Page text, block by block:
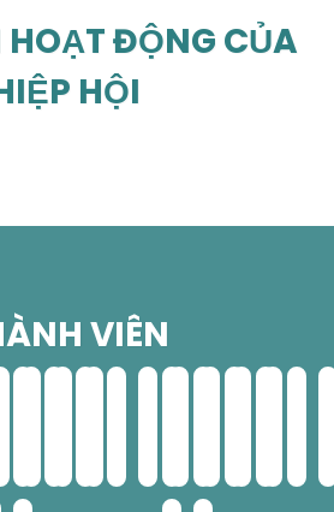
ĐỘNG CỦA
HỘI
VIÊN